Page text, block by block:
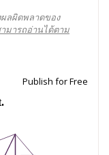
ลผิดพลาดของ
มารถอ่านได้ตาม
Publish for Free